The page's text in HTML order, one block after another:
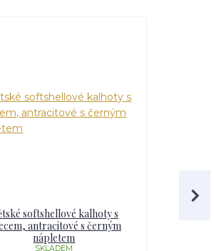
softshellové kalhoty s
antracitové s černým
nápletem
SKLADEM